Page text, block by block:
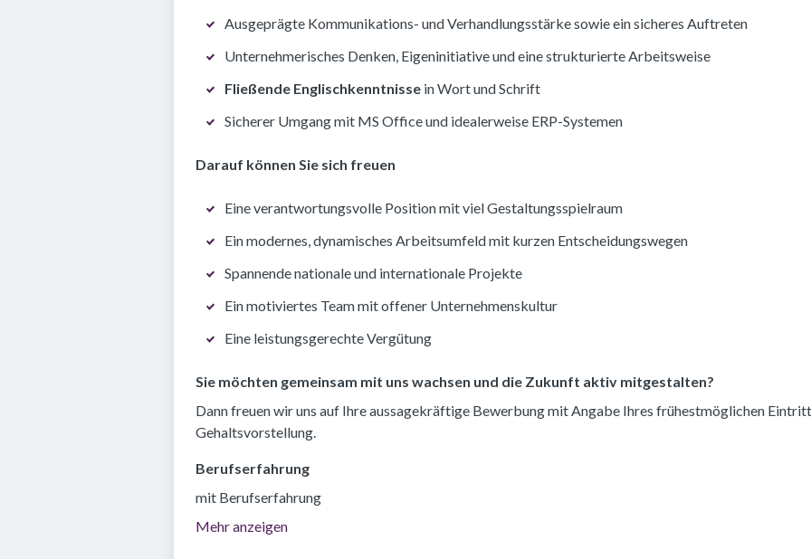
Ausgeprägte Kommunikations- und Verhandlungsstärke sowie ein sicheres Auftreten
Unternehmerisches Denken, Eigeninitiative und eine strukturierte Arbeitsweise
Fließende Englischkenntnisse in Wort und Schrift
Sicherer Umgang mit MS Office und idealerweise ERP-Systemen
Darauf können Sie sich freuen
Eine verantwortungsvolle Position mit viel Gestaltungsspielraum
Ein modernes, dynamisches Arbeitsumfeld mit kurzen Entscheidungswegen
Spannende nationale und internationale Projekte
Ein motiviertes Team mit offener Unternehmenskultur
Eine leistungsgerechte Vergütung
Sie möchten gemeinsam mit uns wachsen und die Zukunft aktiv mitgestalten?
Dann freuen wir uns auf Ihre aussagekräftige Bewerbung mit Angabe Ihres frühestmöglichen
Gehaltsvorstellung.
Berufserfahrung
mit Berufserfahrung
Mehr anzeigen